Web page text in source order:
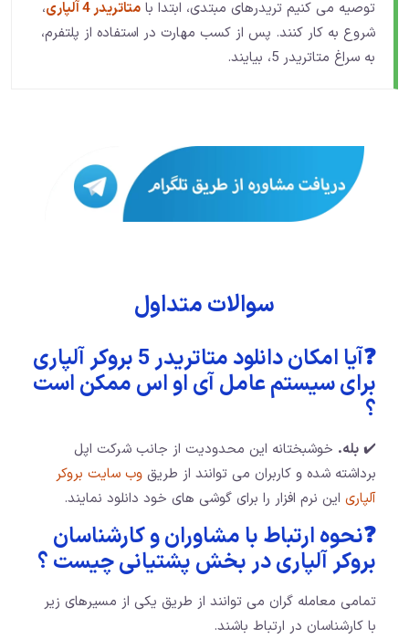
توصیه می کنیم تریدرهای مبتدی، ابتدا با متاتریدر 4 آلپاری
،
شروع به کار کنند. پس از کسب مهارت در استفاده از پلتفرم،
به سراغ متاتریدر 5، بیایند.
سوالات متداول
❓آیا امکان دانلود متاتریدر 5 بروکر آلپاری
برای سیستم عامل آی او اس ممکن است
؟
✔️ بله. خوشبختانه این محدودیت از جانب شرکت اپل
برداشته شده و کاربران می توانند از طریق وب سایت بروکر
آلپاری این نرم افزار را برای گوشی های خود دانلود نمایند.
❓نحوه ارتباط با مشاوران و کارشناسان
بروکر آلپاری در بخش پشتیانی چیست ؟
تمامی معامله گران می توانند از طریق یکی از مسیرهای زیر
با کارشناسان در ارتباط باشند.